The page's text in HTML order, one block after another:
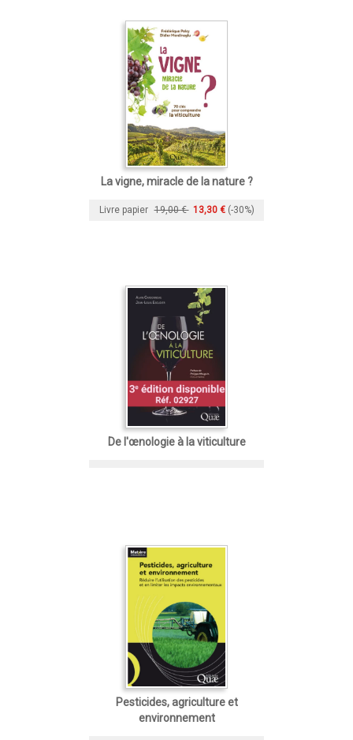
La vigne, miracle de la nature ?
Livre papier 19,00 € 13,30 € (-30%)
De l'œnologie à la viticulture
Pesticides, agriculture et
environnement